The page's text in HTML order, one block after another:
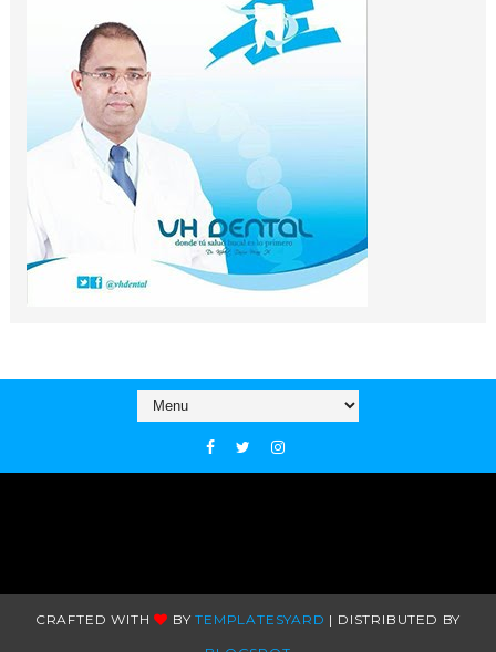
CRAFTED WITH BYTEMPLATESYARD | DISTRIBUTED BY